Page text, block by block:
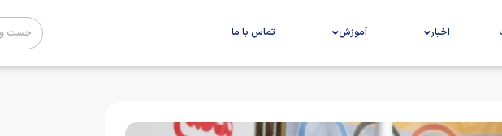
اخبار آموزش تماس با ما